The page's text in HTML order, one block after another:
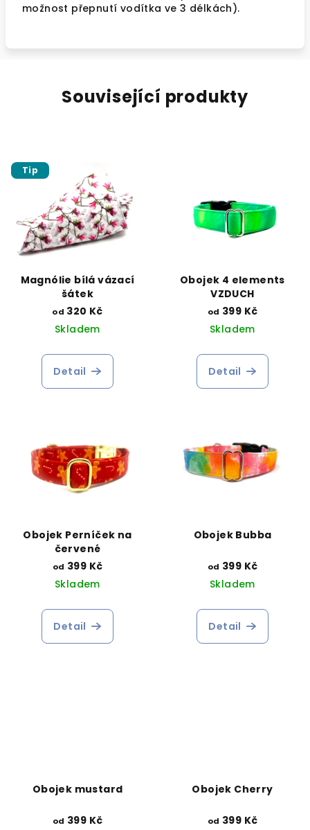
možnost přepnutí vodítka ve 3 délkách).
Související produkty
Tip
Magnólie bílá vázací
šátek
od 320 Kč
Skladem
Detail
Obojek 4 elements
VZDUCH
od 399 Kč
Skladem
Detail
Obojek Perníček na
červené
od 399 Kč
Skladem
Detail
Obojek Bubba
od 399 Kč
Skladem
Detail
Obojek mustard
od 399 Kč
Obojek Cherry
od 399 Kč